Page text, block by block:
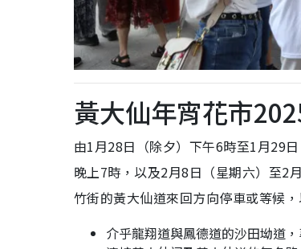
黃大仙年宵花市
由1月28日（除夕）下午6時至1月29
晚上7時，以及2月8日（星期六）至2
竹街的黃大仙道來回方向停車或等候
介乎龍翔道與鳳德道的沙田坳道